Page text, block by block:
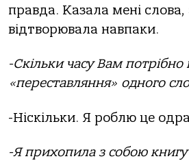
правда. Казала мені слова,
відтворювала навпаки.
-Скільки часу Вам потрібно
«переставляння» одного
-Ніскільки. Я роблю це
-Я прихопила з собою